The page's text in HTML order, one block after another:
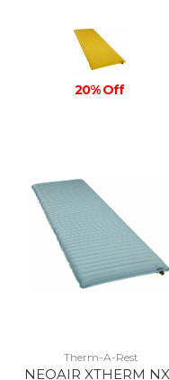
20% Off
Therm-A-Rest
NEOAIR XTHERM